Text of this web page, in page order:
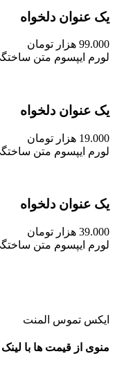
یک عنوان دلخواه
99.000 هزار تومان
لورم ایپسوم متن
یک عنوان دلخواه
19.000 هزار تومان
لورم ایپسوم متن
یک عنوان دلخواه
39.000 هزار تومان
لورم ایپسوم متن
ایکس تموس المنت
منوی از قیمت ها با لینک